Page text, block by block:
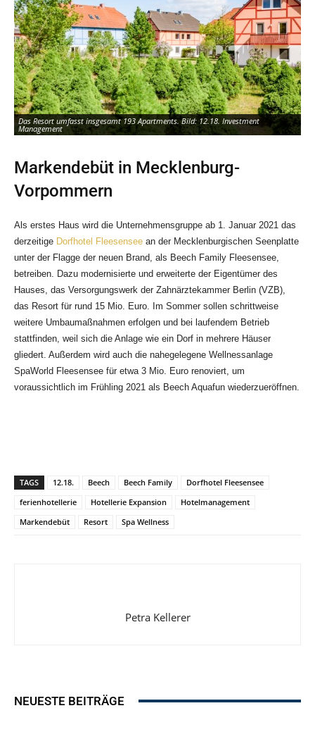
Das Resort umfasst insgesamt 193 Apartments. Bild: 12.18. Investment
Management
Der Name ist Programm – Beech Family Fleesensee soll ein Ferienhotel für Familien
werden. Bild: 12.18. Investment Management
Markendebüt in Mecklenburg-
Vorpommern
Als erstes Haus wird die Unternehmensgruppe ab 1. Januar 2021 das
derzeitige Dorfhotel Fleesensee an der Mecklenburgischen Seenplatte
unter der Flagge der neuen Brand, als Beech Family Fleesensee,
betreiben. Dazu modernisierte und erweiterte der Eigentümer des
Hauses, das Versorgungswerk der Zahnärztekammer Berlin (VZB),
das Resort für rund 15 Mio. Euro. Im Sommer sollen schrittweise
weitere Umbaumaßnahmen erfolgen und bei laufendem Betrieb
stattfinden, weil sich die Anlage wie ein Dorf in mehrere Häuser
gliedert. Außerdem wird auch die nahegelegene Wellnessanlage
SpaWorld Fleesensee für etwa 3 Mio. Euro renoviert, um
voraussichtlich im Frühling 2021 als Beech Aquafun wiederzueröffnen.
TAGS 12.18. Beech Beech Family
Dorfhotel Fleesensee
ferienhotellerie
Hotellerie Expansion
Hotelmanagement
Markendebüt
Resort Spa Wellness
Petra Kellerer
NEUESTE BEITRÄGE